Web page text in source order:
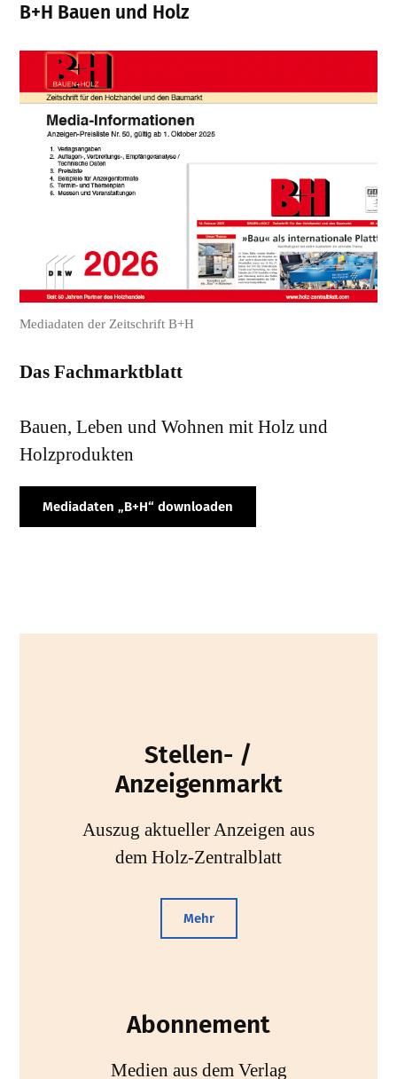
B+H Bauen und Holz
Mediadaten der Zeitschrift B+H
Das Fachmarktblatt
Bauen, Leben und Wohnen mit Holz und
Holzprodukten
Mediadaten „B+H“ downloaden
Stellen- /
Anzeigenmarkt
Auszug aktueller Anzeigen aus
dem Holz-Zentralblatt
Mehr
Abonnement
Medien aus dem Verlag